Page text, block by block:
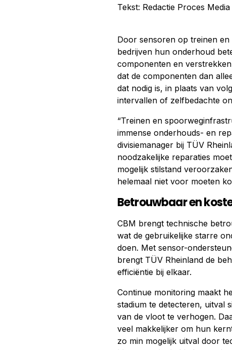
Tekst: Redactie Proces Media
Door sensoren op treinen
bedrijven hun onderhoud
componenten en
dat de componenten dan
dat nodig is, in plaats van
intervallen of zelfbedachte
“Treinen en
immense onderhouds- en
divisiemanager bij TÜV
noodzakelijke reparaties
mogelijk stilstand
helemaal niet voor moeten
Betrouwbaar en
CBM brengt technische
wat de gebruikelijke starre
doen. Met sensor-
brengt TÜV Rheinland de
efficiëntie bij elkaar.
Continue monitoring maakt
stadium te detecteren, uitval
van de vloot te verhogen.
veel makkelijker om hun
zo min mogelijk uitval door